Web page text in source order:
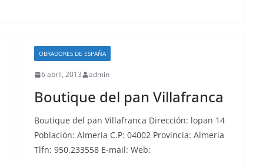
OBRADORES DE ESPAÑA
6 abril, 2013 admin
Boutique del pan Villafranca
Boutique del pan Villafranca Dirección: lopan 14
Población: Almeria C.P: 04002 Provincia: Almeria
Tlfn: 950.233558 E-mail: Web: